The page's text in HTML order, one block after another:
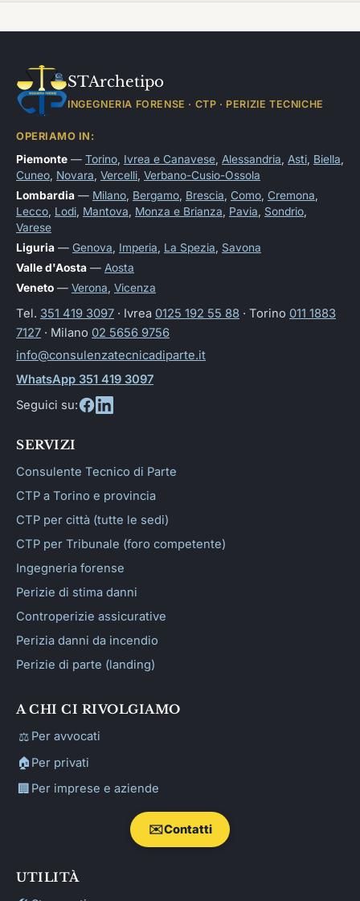
STArchetipo
INGEGNERIA FORENSE · CTP · PERIZIE TECNICHE
OPERIAMO IN:
Piemonte — Torino, Ivrea e Canavese, Alessandria, Asti, Biella,
Cuneo, Novara, Vercelli, Verbano-Cusio-Ossola
Lombardia — Milano, Bergamo, Brescia, Como, Cremona,
Lecco, Lodi, Mantova, Monza e Brianza, Pavia, Sondrio,
Varese
Liguria — Genova, Imperia, La Spezia, Savona
Valle d'Aosta — Aosta
Veneto — Verona, Vicenza
Tel. 351 419 3097 · Ivrea 0125 192 55 88 · Torino 011 1883
7127 · Milano 02 5656 9756
info@consulenzatecnicadiparte.it
WhatsApp 351 419 3097
Seguici su:
SERVIZI
Consulente Tecnico di Parte
CTP a Torino e provincia
CTP per città (tutte le sedi)
CTP per Tribunale (foro competente)
Ingegneria forense
Perizie di stima danni
Controperizie assicurative
Perizia danni da incendio
Perizie di parte (landing)
A CHI CI RIVOLGIAMO
⚖️ Per avvocati
🏠 Per privati
🏢 Per imprese e aziende
✉️Contatti
UTILITÀ